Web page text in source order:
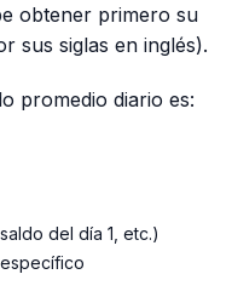
obtener primero su
sus siglas en inglés).
promedio diario es:
del día 1, etc.)